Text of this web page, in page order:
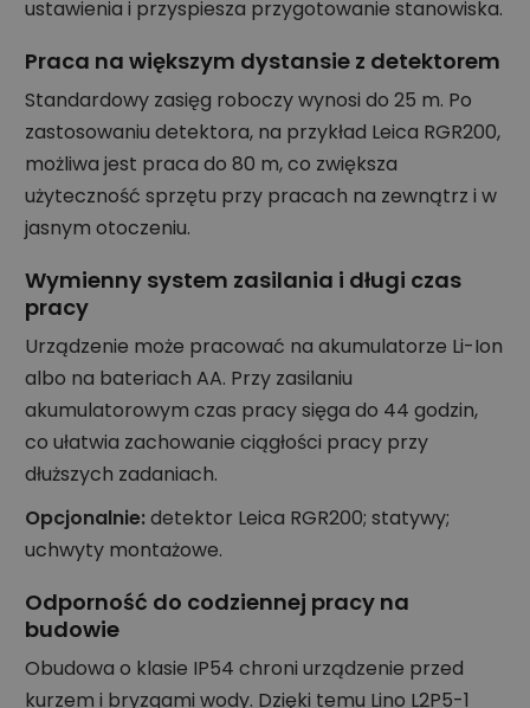
ustawienia i przyspiesza przygotowanie stanowiska.
Praca na większym dystansie z detektorem
Standardowy zasięg roboczy wynosi do 25 m. Po
zastosowaniu detektora, na przykład Leica RGR200,
możliwa jest praca do 80 m, co zwiększa
użyteczność sprzętu przy pracach na zewnątrz i w
jasnym otoczeniu.
Wymienny system zasilania i długi czas
pracy
Urządzenie może pracować na akumulatorze Li-Ion
albo na bateriach AA. Przy zasilaniu
akumulatorowym czas pracy sięga do 44 godzin,
co ułatwia zachowanie ciągłości pracy przy
dłuższych zadaniach.
Opcjonalnie:detektor Leica RGR200; statywy;
uchwyty montażowe.
Odporność do codziennej pracy na
budowie
Obudowa o klasie IP54 chroni urządzenie przed
kurzem i bryzgami wody. Dzięki temu Lino L2P5-1